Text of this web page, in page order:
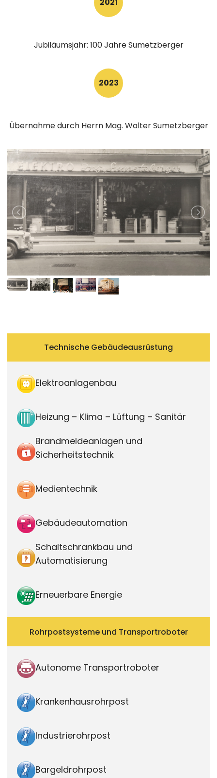
Jubiläumsjahr: 100 Jahre Sumetzberger
2023
Übernahme durch Herrn Mag. Walter Sumetzberger
Technische Gebäudeausrüstung
Elektroanlagenbau
Heizung – Klima – Lüftung – Sanitär
Brandmeldeanlagen und
Sicherheitstechnik
Medientechnik
Gebäudeautomation
Schaltschrankbau und
Automatisierung
Erneuerbare Energie
Rohrpostsysteme und Transportroboter
Autonome Transportroboter
Krankenhausrohrpost
Industrierohrpost
Bargeldrohrpost